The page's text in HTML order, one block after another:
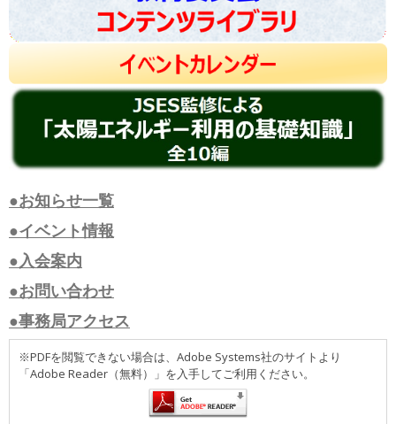
●お知らせ一覧
●イベント情報
●入会案内
●お問い合わせ
●事務局アクセス
※PDFを閲覧できない場合は、Adobe Systems社のサイトより
「Adobe Reader（無料）」を入手してご利用ください。